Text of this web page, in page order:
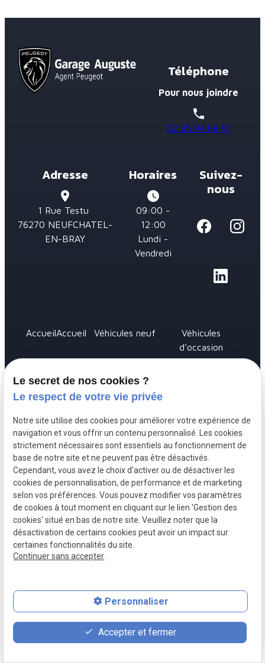
Téléphone
Pour nous joindre
phone
02 35 94 68 91
Adresse
place
1 Rue Testu
76270 NEUFCHATEL-
EN-BRAY
Horaires
watch_later
09:00 -
12:00
Lundi -
Vendredi
Suivez-
nous
AccueilAccueil Véhicules neuf
Véhicules
d'occasion
Réparation
entretien
Pare-
brise
Carte
grise
Mentions légales
Politique de
confidentialité
Gestion
des
cookies
Plan du
site
Siret :
49401121600012
feed
Devis
contact_page
Contact
phone
02 35 94 68 91
Le secret de nos cookies ?
Le respect de votre vie privée
Notre site utilise des cookies pour améliorer votre expérience de
navigation et vous offrir un contenu personnalisé. Les cookies
strictement nécessaires sont essentiels au fonctionnement de
base de notre site et ne peuvent pas être désactivés.
Cependant, vous avez le choix d'activer ou de désactiver les
cookies de personnalisation, de performance et de marketing
selon vos préférences. Vous pouvez modifier vos paramètres
de cookies à tout moment en cliquant sur le lien 'Gestion des
cookies' situé en bas de notre site. Veuillez noter que la
désactivation de certains cookies peut avoir un impact sur
certaines fonctionnalités du site.
Continuer sans accepter
Personnaliser
Accepter et fermer